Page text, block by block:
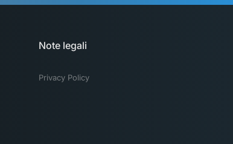
Note legali
Privacy Policy